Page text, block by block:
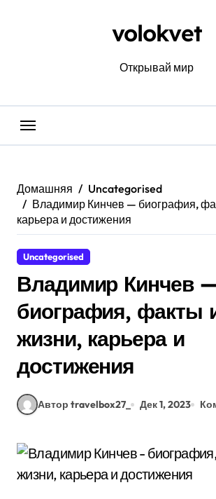
volokvet
Открывай мир
Домашняя
Uncategorised
Владимир Кинчев — биография,
карьера и достижения
Uncategorised
Владимир Кинчев
биография, факты
жизни, карьера и
достижения
Автор travelbox27_ Дек 1, 2023